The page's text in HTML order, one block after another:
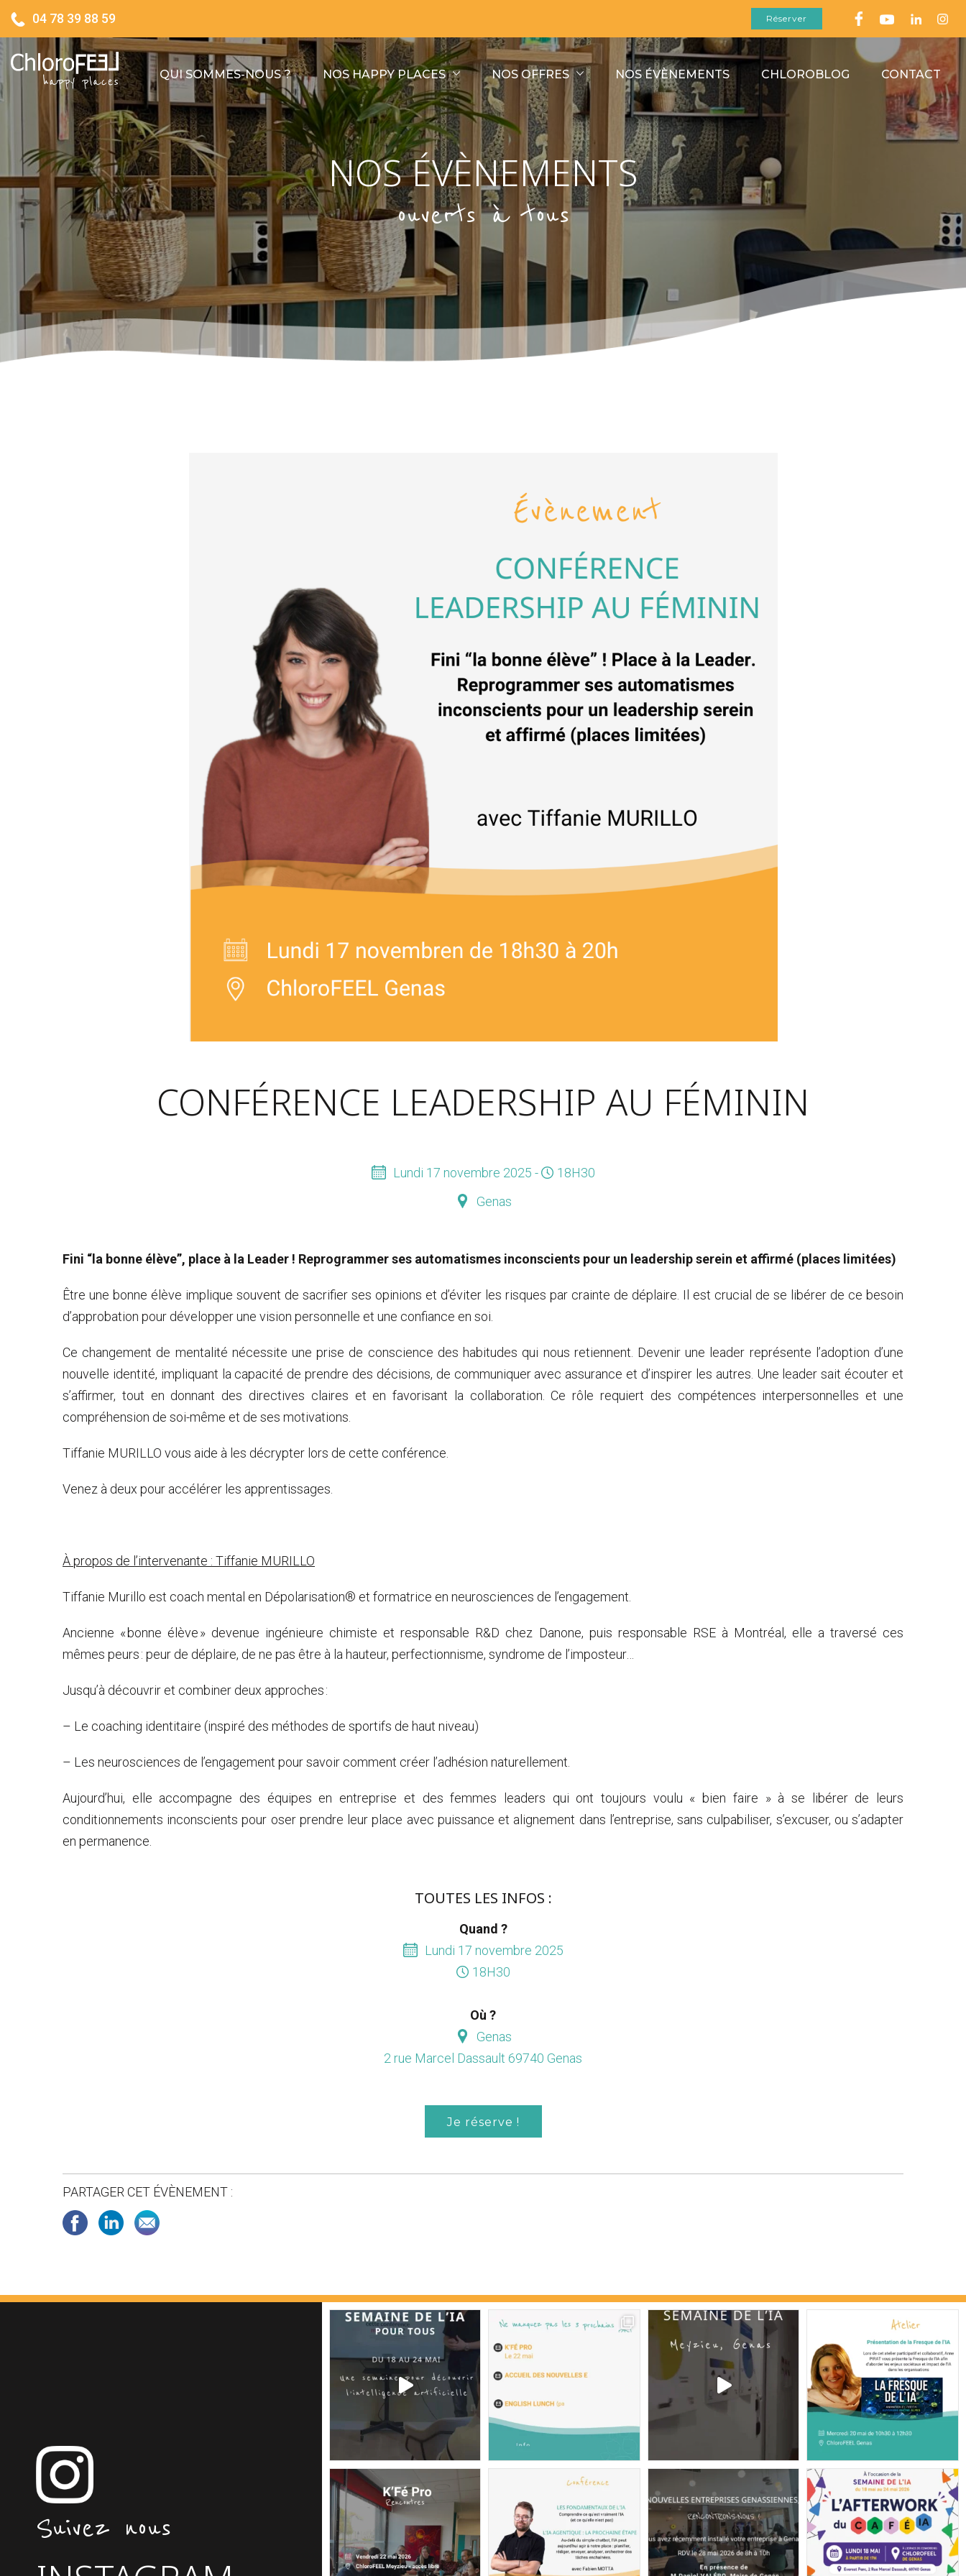
04 78 39 88 59 Réserver
QUI SOMMES-NOUS ? NOS HAPPY PLACES NOS OFFRES NOS ÉVÈNEMENTS CHLOROBLOG CONTACT
NOS ÉVÈNEMENTS
ouverts à tous
CONFÉRENCE LEADERSHIP AU FÉMININ
Lundi 17 novembre 2025 -
18H30
Genas
Fini “la bonne élève”, place à la Leader ! Reprogrammer ses automatismes inconscients pour un leadership serein et affirmé (places limitées)
Être une bonne élève implique souvent de sacrifier ses opinions et d’éviter les risques par crainte de déplaire. Il est crucial de se libérer de ce besoin
d’approbation pour développer une vision personnelle et une confiance en soi.
Ce changement de mentalité nécessite une prise de conscience des habitudes qui nous retiennent. Devenir une leader représente l’adoption d’une
nouvelle identité, impliquant la capacité de prendre des décisions, de communiquer avec assurance et d’inspirer les autres. Une leader sait écouter et
s’affirmer, tout en donnant des directives claires et en favorisant la collaboration. Ce rôle requiert des compétences interpersonnelles et une
compréhension de soi-même et de ses motivations.
Tiffanie MURILLO vous aide à les décrypter lors de cette conférence.
Venez à deux pour accélérer les apprentissages.
À propos de l’intervenante : Tiffanie MURILLO
Tiffanie Murillo est coach mental en Dépolarisation® et formatrice en neurosciences de l’engagement.
Ancienne « bonne élève » devenue ingénieure chimiste et responsable R&D chez Danone, puis responsable RSE à Montréal, elle a traversé ces
mêmes peurs : peur de déplaire, de ne pas être à la hauteur, perfectionnisme, syndrome de l’imposteur…
Jusqu’à découvrir et combiner deux approches :
– Le coaching identitaire (inspiré des méthodes de sportifs de haut niveau)
– Les neurosciences de l’engagement pour savoir comment créer l’adhésion naturellement.
Aujourd’hui, elle accompagne des équipes en entreprise et des femmes leaders qui ont toujours voulu « bien faire » à se libérer de leurs
conditionnements inconscients pour oser prendre leur place avec puissance et alignement dans l’entreprise, sans culpabiliser, s’excuser, ou s’adapter
en permanence.
TOUTES LES INFOS :
Quand ?
Lundi 17 novembre 2025
18H30
Où ?
Genas
2 rue Marcel Dassault 69740 Genas
Je réserve !
PARTAGER CET ÉVÈNEMENT :
Suivez nous